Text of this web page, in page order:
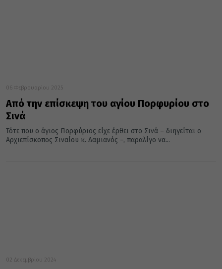
06 Φεβρουαρίου 2025
Από την επίσκεψη του αγίου Πορφυρίου στο
Σινά
Τότε που ο άγιος Πορφύριος είχε έρθει στο Σινά – διηγείται ο
Αρχιεπίσκοπος Σιναίου κ. Δαμιανός –, παραλίγο να...
02 Δεκεμβρίου 2024